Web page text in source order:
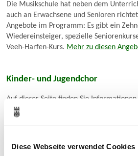
Diese Webseite verwendet Cookies
Die Musikschule hat neben dem
auch an Erwachsene und Senioren
Angebote im Programm: Es gibt ein
Wiedereinsteiger, spezielle
Veeh-Harfen-Kurs. Mehr zu diesen
Kinder- und Jugendchor
Auf dieser Seite finden Sie
Jugendchor sowie über Bühnenstücke,
Adresse und Kontakt: